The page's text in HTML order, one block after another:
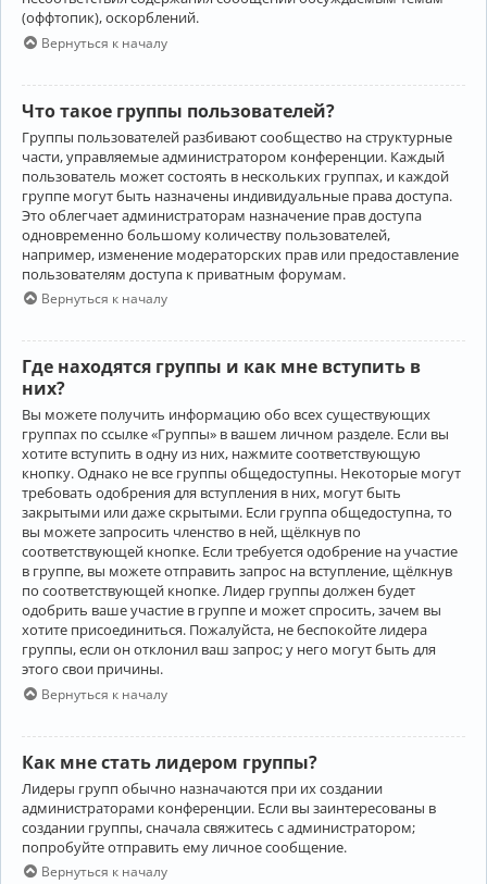
(оффтопик), оскорблений.
Вернуться к началу
Что такое группы пользователей?
Группы пользователей разбивают сообщество на структурные
части, управляемые администратором конференции. Каждый
пользователь может состоять в нескольких группах, и каждой
группе могут быть назначены индивидуальные права доступа.
Это облегчает администраторам назначение прав доступа
одновременно большому количеству пользователей,
например, изменение модераторских прав или предоставление
пользователям доступа к приватным форумам.
Вернуться к началу
Где находятся группы и как мне вступить в
них?
Вы можете получить информацию обо всех существующих
группах по ссылке «Группы» в вашем личном разделе. Если вы
хотите вступить в одну из них, нажмите соответствующую
кнопку. Однако не все группы общедоступны. Некоторые могут
требовать одобрения для вступления в них, могут быть
закрытыми или даже скрытыми. Если группа общедоступна, то
вы можете запросить членство в ней, щёлкнув по
соответствующей кнопке. Если требуется одобрение на участие
в группе, вы можете отправить запрос на вступление, щёлкнув
по соответствующей кнопке. Лидер группы должен будет
одобрить ваше участие в группе и может спросить, зачем вы
хотите присоединиться. Пожалуйста, не беспокойте лидера
группы, если он отклонил ваш запрос; у него могут быть для
этого свои причины.
Вернуться к началу
Как мне стать лидером группы?
Лидеры групп обычно назначаются при их создании
администраторами конференции. Если вы заинтересованы в
создании группы, сначала свяжитесь с администратором;
попробуйте отправить ему личное сообщение.
Вернуться к началу